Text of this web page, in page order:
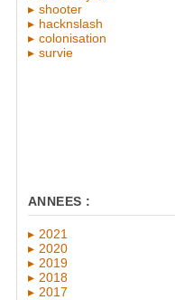
shooter
hacknslash
colonisation
survie
ANNEES :
2021
2020
2019
2018
2017